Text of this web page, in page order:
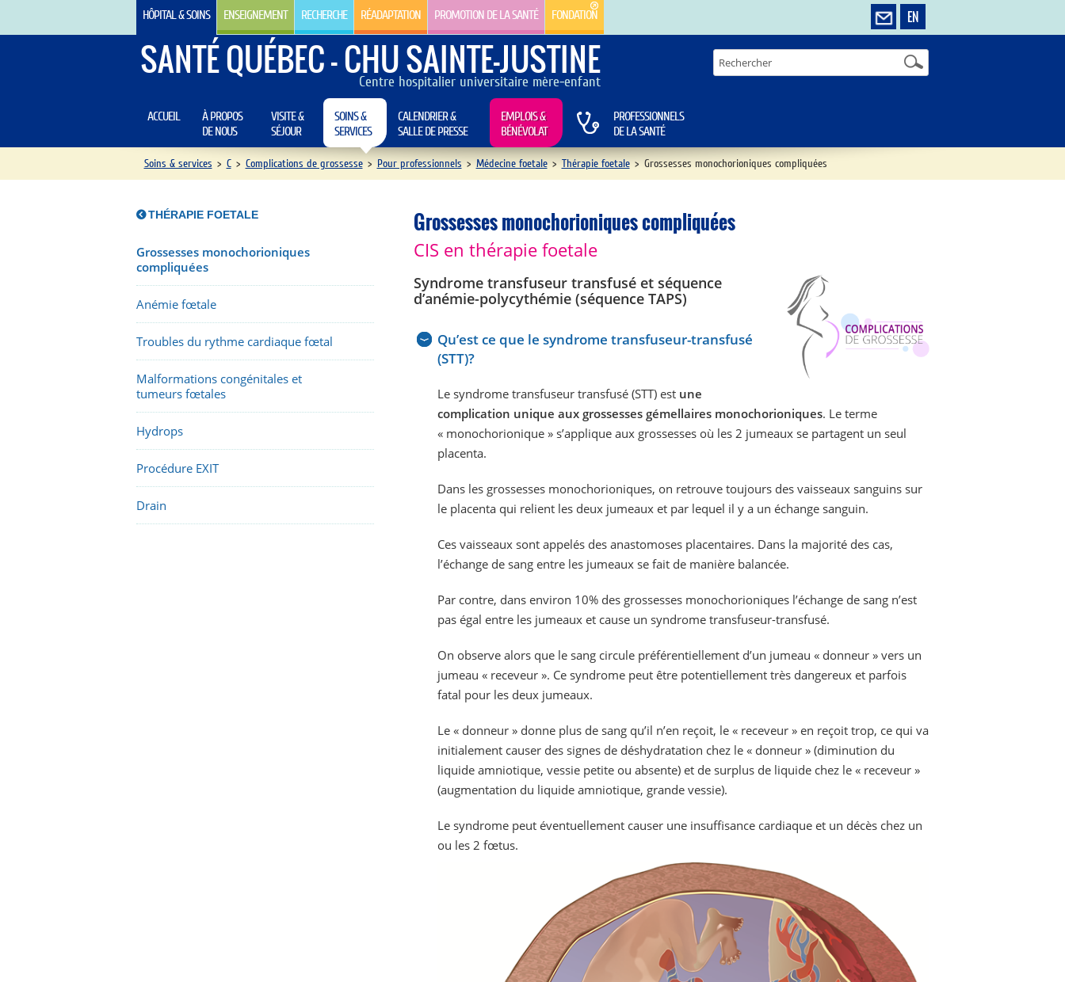
EN
HÔPITAL & SOINS ENSEIGNEMENT RECHERCHE RÉADAPTATION PROMOTION DE LA SANTÉ FONDATION
SANTÉ QUÉBEC - CHU SAINTE-JUSTINE
Centre hospitalier universitaire mère-enfant
ACCUEIL
À PROPOS
DE NOUS
VISITE &
SÉJOUR
SOINS &
SERVICES
CALENDRIER &
SALLE DE PRESSE
EMPLOIS &
BÉNÉVOLAT
PROFESSIONNELS
DE LA SANTÉ
Soins & services > C > Complications de grossesse > Pour professionnels > Médecine foetale > Thérapie foetale > Grossesses monochorioniques compliquées
THÉRAPIE FOETALE
Grossesses monochorioniques
compliquées
Anémie fœtale
Troubles du rythme cardiaque fœtal
Malformations congénitales et
tumeurs fœtales
Hydrops
Procédure EXIT
Drain
Grossesses monochorioniques compliquées
CIS en thérapie foetale
Syndrome transfuseur transfusé et séquence
d’anémie-polycythémie (séquence TAPS)
Qu’est ce que le syndrome transfuseur-transfusé
(STT)?
Le syndrome transfuseur transfusé (STT) est une
complication unique aux grossesses gémellaires monochorioniques. Le terme
« monochorionique » s’applique aux grossesses où les 2 jumeaux se partagent un seul
placenta.
Dans les grossesses monochorioniques, on retrouve toujours des vaisseaux sanguins sur
le placenta qui relient les deux jumeaux et par lequel il y a un échange sanguin.
Ces vaisseaux sont appelés des anastomoses placentaires. Dans la majorité des cas,
l’échange de sang entre les jumeaux se fait de manière balancée.
Par contre, dans environ 10% des grossesses monochorioniques l’échange de sang n’est
pas égal entre les jumeaux et cause un syndrome transfuseur-transfusé.
On observe alors que le sang circule préférentiellement d’un jumeau « donneur » vers un
jumeau « receveur ». Ce syndrome peut être potentiellement très dangereux et parfois
fatal pour les deux jumeaux.
Le « donneur » donne plus de sang qu’il n’en reçoit, le « receveur » en reçoit trop, ce qui va
initialement causer des signes de déshydratation chez le « donneur » (diminution du
liquide amniotique, vessie petite ou absente) et de surplus de liquide chez le « receveur »
(augmentation du liquide amniotique, grande vessie).
Le syndrome peut éventuellement causer une insuffisance cardiaque et un décès chez un
ou les 2 fœtus.